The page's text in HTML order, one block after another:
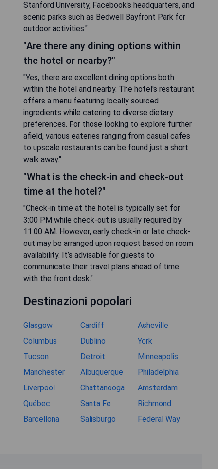
Stanford University, Facebook's headquarters, and
scenic parks such as Bedwell Bayfront Park for
outdoor activities."
"Are there any dining options within
the hotel or nearby?"
"Yes, there are excellent dining options both
within the hotel and nearby. The hotel's restaurant
offers a menu featuring locally sourced
ingredients while catering to diverse dietary
preferences. For those looking to explore further
afield, various eateries ranging from casual cafes
to upscale restaurants can be found just a short
walk away."
"What is the check-in and check-out
time at the hotel?"
"Check-in time at the hotel is typically set for
3:00 PM while check-out is usually required by
11:00 AM. However, early check-in or late check-
out may be arranged upon request based on room
availability. It’s advisable for guests to
communicate their travel plans ahead of time
with the front desk."
Destinazioni popolari
Glasgow Cardiff
Asheville
Columbus
Dublino
York
Tucson
Detroit
Minneapolis
Manchester
Albuquerque
Philadelphia
Liverpool
Chattanooga
Amsterdam
Québec
Santa Fe
Richmond
Barcellona
Salisburgo Federal Way